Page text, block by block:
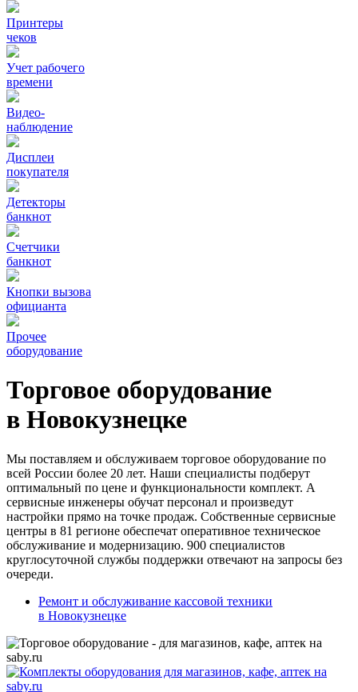
Принтеры
чеков
Учет рабочего
времени
Видео‑
наблюдение
Дисплеи
покупателя
Детекторы
банкнот
Счетчики
банкнот
Кнопки вызова
официанта
Прочее
оборудование
Торговое оборудование
в Новокузнецке
Мы поставляем и обслуживаем торговое оборудование по
всей России более 20 лет. Наши специалисты подберут
оптимальный по цене и функциональности комплект. А
сервисные инженеры обучат персонал и произведут
настройки прямо на точке продаж. Собственные сервисные
центры в 81 регионе обеспечат оперативное техническое
обслуживание и модернизацию. 900 специалистов
круглосуточной службы поддержки отвечают на запросы без
очереди.
Ремонт и обслуживание кассовой техники
в Новокузнецке